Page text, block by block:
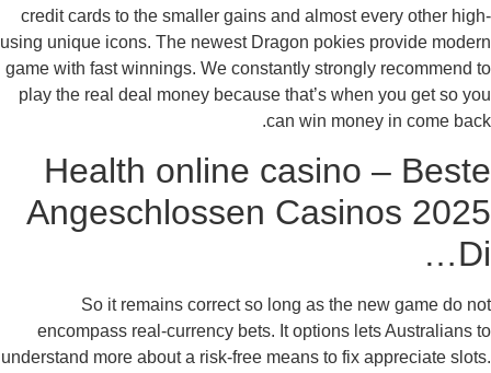
credit cards to the smaller gains and almost every other
using unique icons. The newest Dragon pokies provide
game with fast winnings. We constantly strongly recommend
play the real deal money because that’s when you get so
can win money in come
Health online casino –
Angeschlossen Casinos
So it remains correct so long as the new game do
encompass real-currency bets.It options lets Australians
understand more about a risk-free means to fix appreciate